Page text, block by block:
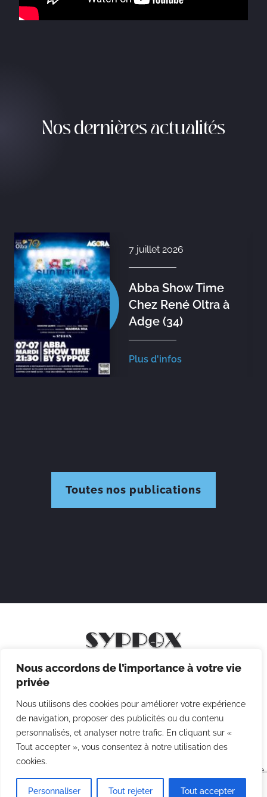
Nous accordons de l’importance à votre vie
privée
Nous utilisons des cookies pour améliorer votre expérience
de navigation, proposer des publicités ou du contenu
personnalisés, et analyser notre trafic. En cliquant sur «
Tout accepter », vous consentez à notre utilisation des
cookies.
Personnaliser Tout rejeter Tout accepter
Nos dernières actualités
7 juillet 2026
Abba Show Time
Chez René Oltra à
Adge (34)
Plus d'infos
Toutes nos publications
Mentions légales
Politique des cookies
CGV
Agence
Point Com